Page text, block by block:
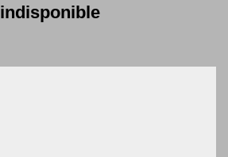
indisponible